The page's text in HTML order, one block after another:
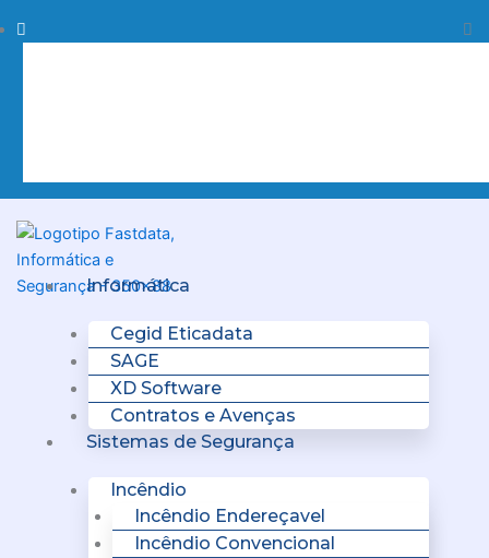
to
Procurar
Informática
Cegid Eticadata
SAGE
XD Software
Contratos e Avenças
Sistemas de Segurança
Incêndio
Incêndio Endereçavel
Incêndio Convencional
Menu